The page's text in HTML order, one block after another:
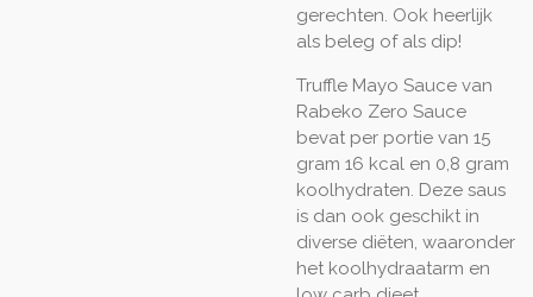
gerechten. Ook heerlijk
als beleg of als dip!
Truffle Mayo Sauce van
Rabeko Zero Sauce
bevat per portie van 15
gram 16 kcal en 0,8 gram
koolhydraten. Deze saus
is dan ook geschikt in
diverse diëten, waaronder
het koolhydraatarm en